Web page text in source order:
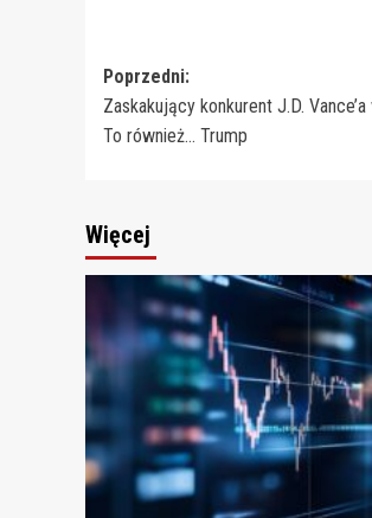
Zobacz
wpisy
Poprzedni:
Zaskakujący konkurent J.D.
To również… Trump
Więcej